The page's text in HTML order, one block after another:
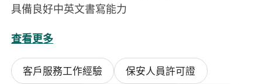
具備良好中英文書寫能力
個人特質:
以客為專、責任感強、工作主動及積極、擁有良好
溝通技巧、能建立良好的人際關係
查看更多
客戶服務工作經驗
保安人員許可證